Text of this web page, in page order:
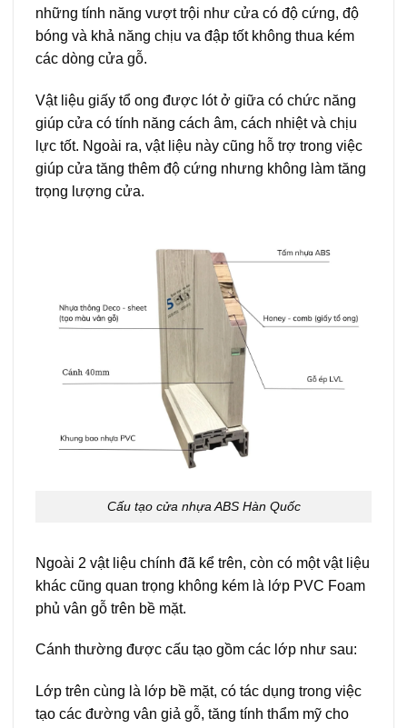
những tính năng vượt trội như cửa có độ cứng, độ
bóng và khả năng chịu va đập tốt không thua kém
các dòng cửa gỗ.
Vật liệu giấy tổ ong được lót ở giữa có chức năng
giúp cửa có tính năng cách âm, cách nhiệt và chịu
lực tốt. Ngoài ra, vật liệu này cũng hỗ trợ trong việc
giúp cửa tăng thêm độ cứng nhưng không làm tăng
trọng lượng cửa.
Cấu tạo cửa nhựa ABS Hàn Quốc
Ngoài 2 vật liệu chính đã kể trên, còn có một vật liệu
khác cũng quan trọng không kém là lớp PVC Foam
phủ vân gỗ trên bề mặt.
Cánh thường được cấu tạo gồm các lớp như sau:
Lớp trên cùng là lớp bề mặt, có tác dụng trong việc
tạo các đường vân giả gỗ, tăng tính thẩm mỹ cho